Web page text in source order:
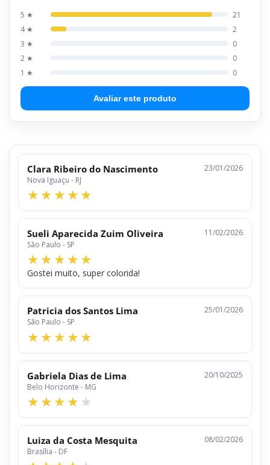
5 ★
21
4 ★
2
3 ★
0
2 ★
0
1 ★
0
Avaliar este produto
Clara Ribeiro do Nascimento
Nova Iguaçu - RJ
23/01/2026
Sueli Aparecida Zuim Oliveira
São Paulo - SP
11/02/2026
Gostei muito, super colorida!
Patricia dos Santos Lima
São Paulo - SP
25/01/2026
Gabriela Dias de Lima
Belo Horizonte - MG
20/10/2025
Luiza da Costa Mesquita
Brasília - DF
08/02/2026